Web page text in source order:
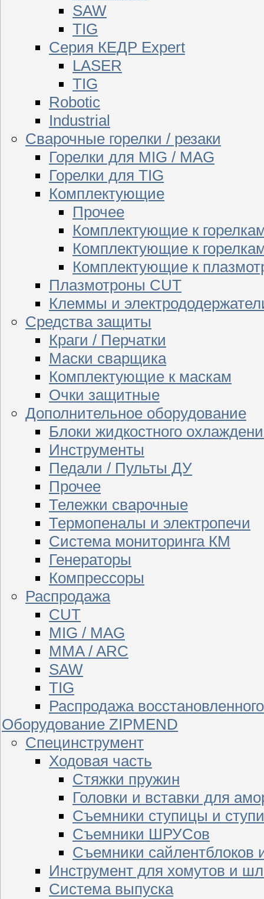
SAW
TIG
Серия КЕДР Expert
LASER
TIG
Robotic
Industrial
Сварочные горелки / резаки
Горелки для MIG / MAG
Горелки для TIG
Комплектующие
Прочее
Комплектующие к
Комплектующие к
Комплектующие к
Плазмотроны CUT
Клеммы и
Средства защиты
Краги / Перчатки
Маски сварщика
Комплектующие к маскам
Очки защитные
Дополнительное оборудование
Блоки жидкостного
Инструменты
Педали / Пульты ДУ
Прочее
Тележки сварочные
Термопеналы и электропечи
Система мониторинга КМ
Генераторы
Компрессоры
Распродажа
CUT
MIG / MAG
MMA / ARC
SAW
TIG
Распродажа
Оборудование ZIPMEND
Специнструмент
Ходовая часть
Стяжки пружин
Головки и вставки для
Съемники ступицы и
Съемники ШРУСов
Съемники сайлентблоков
Инструмент для хомутов и
Система выпуска